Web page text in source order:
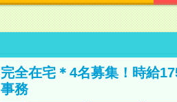
完全在宅＊4名募集！時給
事務